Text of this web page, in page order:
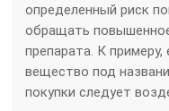
определенный риск
обращать
препарата. К
вещество под
покупки следует